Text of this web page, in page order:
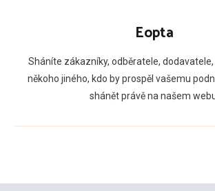
Eopta
Sháníte zákazníky, odběratele,
někoho jiného, kdo by prospěl vašemu
shánět právě na našem